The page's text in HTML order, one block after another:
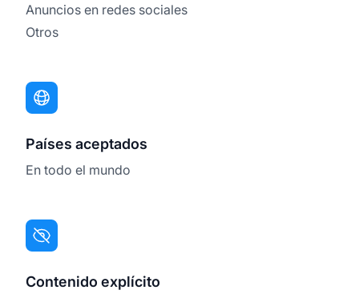
Anuncios en redes sociales
Otros
Países aceptados
En todo el mundo
Contenido explícito